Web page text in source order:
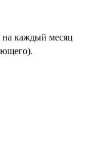
на каждый месяц